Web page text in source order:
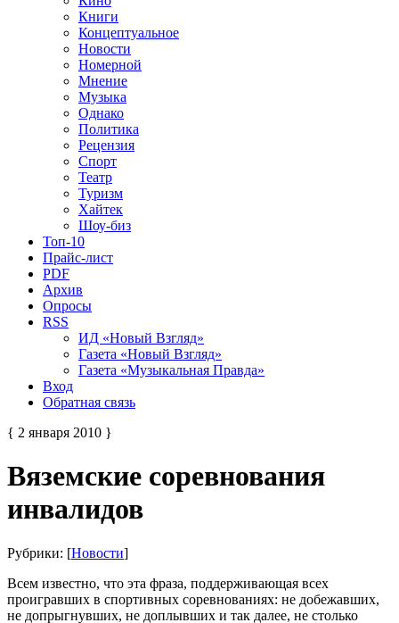
Книги
Концептуальное
Новости
Номерной
Мнение
Музыка
Однако
Политика
Рецензия
Спорт
Театр
Туризм
Хайтек
Шоу-биз
Топ-10
Прайс-лист
PDF
Архив
Опросы
RSS
ИД «Новый Взгляд»
Газета «Новый Взгляд»
Газета «Музыкальная Правда»
Вход
Обратная связь
{ 2 января 2010 }
Вяземские соревнования
инвалидов
Рубрики: [Новости]
Всем известно, что эта фраза, поддерживающая всех
проигравших в спортивных соревнованиях: не добежавших,
не допрыгнувших, не доплывших и так далее, не столько